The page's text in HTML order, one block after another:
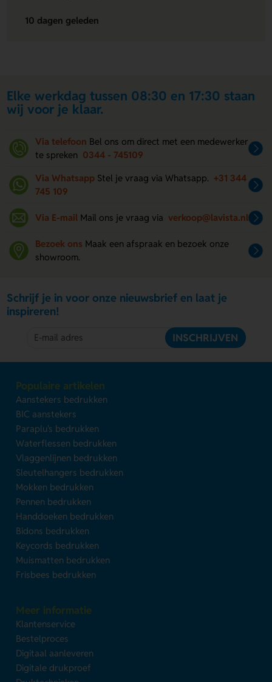
10 dagen geleden
Elke werkdag tussen 08:30 en 17:30 staan
wij voor je klaar.
Via telefoon Bel ons om direct met een medewerker
te spreken 0344 - 745109
Via Whatsapp Stel je vraag via Whatsapp. +31 344
745 109
Via E-mail Mail ons je vraag via verkoop@lavista.nl
Bezoek ons Maak een afspraak en bezoek onze
showroom.
Schrijf je in voor onze nieuwsbrief en laat je
inspireren!
INSCHRIJVEN
Populaire artikelen
Aanstekers bedrukken
BIC aanstekers
Paraplu's bedrukken
Waterflessen bedrukken
Vlaggenlijnen bedrukken
Sleutelhangers bedrukken
Mokken bedrukken
Pennen bedrukken
Handdoeken bedrukken
Bidons bedrukken
Keycords bedrukken
Muismatten bedrukken
Frisbees bedrukken
Meer informatie
Klantenservice
Bestelproces
Digitaal aanleveren
Digitale drukproef